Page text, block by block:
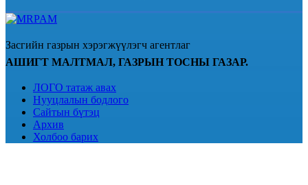
Засгийн газрын хэрэгжүүлэгч агентлаг
АШИГТ МАЛТМАЛ, ГАЗРЫН ТОСНЫ ГАЗАР.
ЛОГО татаж авах
Нууцлалын бодлого
Сайтын бүтэц
Архив
Холбоо барих